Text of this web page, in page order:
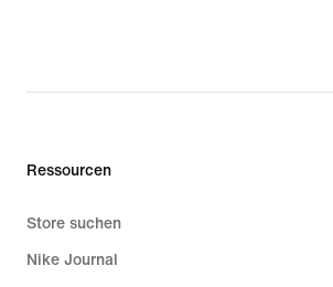
Ressourcen
Store suchen
Nike Journal